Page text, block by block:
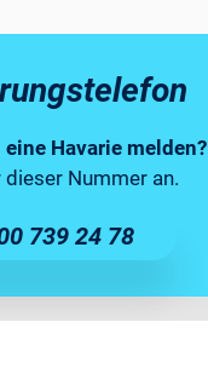
Havarie melden?
dieser Nummer an.
739 24 78